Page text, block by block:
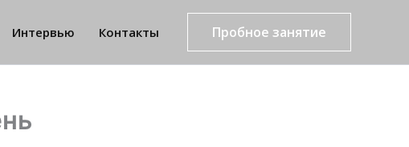
Интервью Контакты Пробное занятие